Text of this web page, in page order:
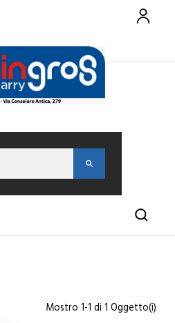
Mostro 1-1 di 1 Oggetto(i)